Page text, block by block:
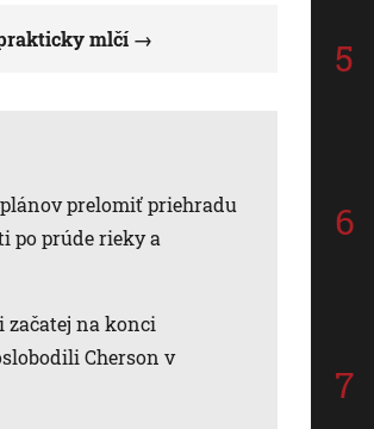
mlčí
prelomiť priehradu
po prúde rieky a
začatej na konci
Cherson v